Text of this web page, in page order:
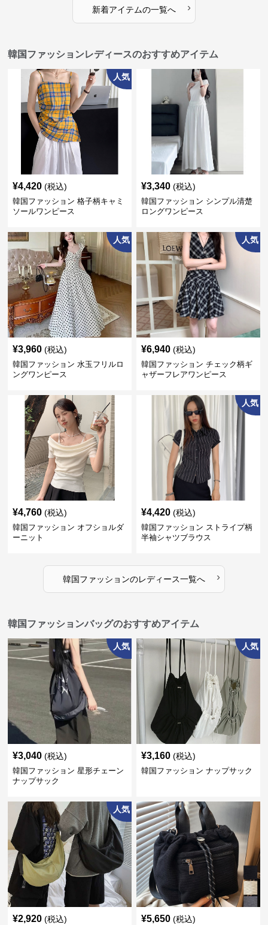
新着アイテムの一覧へ ›
韓国ファッションレディースのおすすめアイテム
人気
¥4,420 (税込)
韓国ファッション 格子柄キャミ
ソールワンピース
¥3,340 (税込)
韓国ファッション シンプル清楚
ロングワンピース
人気
¥3,960 (税込)
韓国ファッション 水玉フリルロ
ングワンピース
人気
¥6,940 (税込)
韓国ファッション チェック柄ギ
ャザーフレアワンピース
¥4,760 (税込)
韓国ファッション オフショルダ
ーニット
人気
¥4,420 (税込)
韓国ファッション ストライプ柄
半袖シャツブラウス
韓国ファッションのレディース一覧へ ›
韓国ファッションバッグのおすすめアイテム
人気
¥3,040 (税込)
韓国ファッション 星形チェーン
ナップサック
人気
¥3,160 (税込)
韓国ファッション ナップサック
人気
¥2,920 (税込) ¥5,650 (税込)